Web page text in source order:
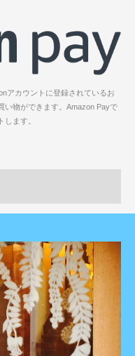
アカウントに登録されているお
い物ができます。Amazon Payで
します。